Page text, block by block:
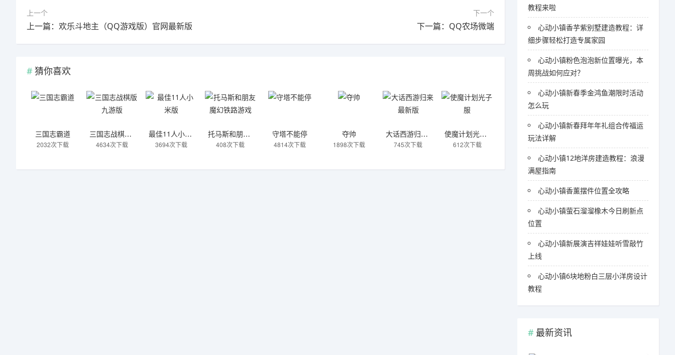
上一个
上一篇：欢乐斗地主（QQ游戏版）官网最新版
下一个
下一篇：QQ农场微端
猜你喜欢
三国志霸道
2032次下载
三国志战棋版九游版
4634次下载
最佳11人小米版
3694次下载
托马斯和朋友魔幻铁路游戏
408次下载
守塔不能停
4814次下载
夺帅
1898次下载
大话西游归来最新版
745次下载
使魔计划光子服
612次下载
教程来啦
心动小镇香芋紫别墅建造教程：详
细步骤轻松打造专属家园
心动小镇粉色泡泡新位置曝光，本
周挑战如何应对？
心动小镇新春季金鸿鱼潮限时活动
怎么玩
心动小镇新春拜年年礼组合传福运
玩法详解
心动小镇12地洋房建造教程：浪漫
满屋指南
心动小镇香薰摆件位置全攻略
心动小镇萤石溜溜橡木今日刷新点
位置
心动小镇新展演吉祥娃娃听雪敲竹
上线
心动小镇6块地粉白三层小洋房设计
教程
最新资讯